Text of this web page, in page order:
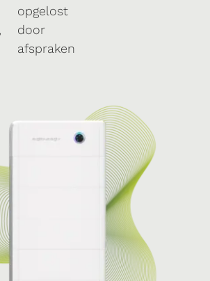
opgelost
door
afspraken